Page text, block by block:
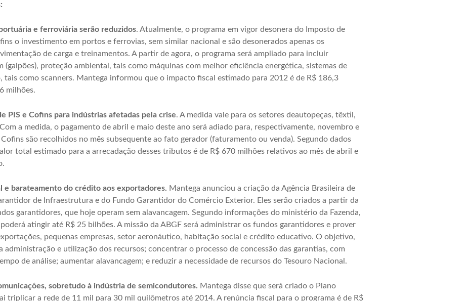
e ferroviária serão reduzidos. Atualmente, o programa em vigor desonera do Imposto de
o investimento em portos e ferrovias, sem similar nacional e são desonerados apenas os
de carga e treinamentos. A partir de agora, o programa será ampliado para incluir
(galpões), proteção ambiental, tais como máquinas com melhor eficiência energética, sistemas de
tais como scanners. Mantega informou que o impacto fiscal estimado para 2012 é de R$ 186,3
milhões.
PIS e Cofins para indústrias afetadas pela crise. A medida vale para os setores deautopeças, têxtil,
a medida, o pagamento de abril e maio deste ano será adiado para, respectivamente, novembro e
são recolhidos no mês subsequente ao fato gerador (faturamento ou venda). Segundo dados
total estimado para a arrecadação desses tributos é de R$ 670 milhões relativos ao mês de abril e
e barateamento do crédito aos exportadores. Mantega anunciou a criação da Agência Brasileira de
de Infraestrutura e do Fundo Garantidor do Comércio Exterior. Eles serão criados a partir da
garantidores, que hoje operam sem alavancagem. Segundo informações do ministério da Fazenda,
atingir até R$ 25 bilhões. A missão da ABGF será administrar os fundos garantidores e prover
pequenas empresas, setor aeronáutico, habitação social e crédito educativo. O objetivo,
administração e utilização dos recursos; concentrar o processo de concessão das garantias, com
de análise; aumentar alavancagem; e reduzir a necessidade de recursos do Tesouro Nacional.
sobretudo à indústria de semicondutores. Mantega disse que será criado o Plano
triplicar a rede de 11 mil para 30 mil quilômetros até 2014. A renúncia fiscal para o programa é de R$